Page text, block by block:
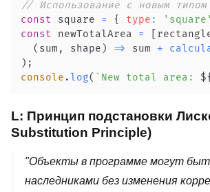
// Использование с новым типом
const square = { type : 'square'
const newTotalArea =
( sum , shape ) => sum +
) ;
console .log( ` New total area: ${
L: Принцип подстановки
Substitution Principle)
"Объекты в программе могут
наследниками без изменения